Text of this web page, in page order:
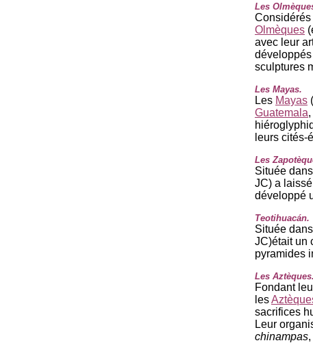
Les
Olmèques
avec leur
sculptures
Les Mayas.
Les Mayas
Guatemala
leurs cités-
Les
Située
JC) a
développé
Teotihuacán.
Située
JC)était un
pyramides
Les Aztèques.
Fondant
les
sacrifices
Leur
chinampas